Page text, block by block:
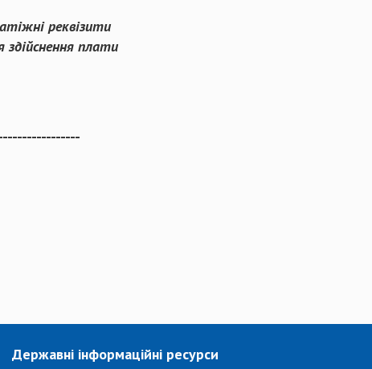
реквізити
здійснення плати
Державні інформаційні ресурси